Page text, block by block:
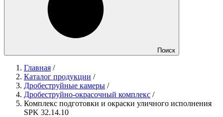
Поиск
Главная /
Каталог продукции /
Дробеструйные камеры /
Дробеструйно-окрасочный комплекс /
Комплекс подготовки и окраски уличного исполнения
SPK 32.14.10